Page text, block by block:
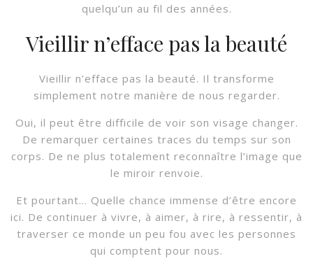
quelqu’un au fil des années.
Vieillir n’efface pas la beauté
Vieillir n’efface pas la beauté. Il transforme
simplement notre manière de nous regarder.
Oui, il peut être difficile de voir son visage changer.
De remarquer certaines traces du temps sur son
corps. De ne plus totalement reconnaître l’image que
le miroir renvoie.
Et pourtant… Quelle chance immense d’être encore
ici. De continuer à vivre, à aimer, à rire, à ressentir, à
traverser ce monde un peu fou avec les personnes
qui comptent pour nous.